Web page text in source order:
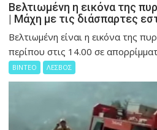
Βελτιωμένη η εικόνα της
| Μάχη με τις διάσπαρτες
Βελτιωμένη είναι η εικόνα της
περίπου στις 14.00 σε
ΒΙΝΤΕΟ ΛΕΣΒΟΣ